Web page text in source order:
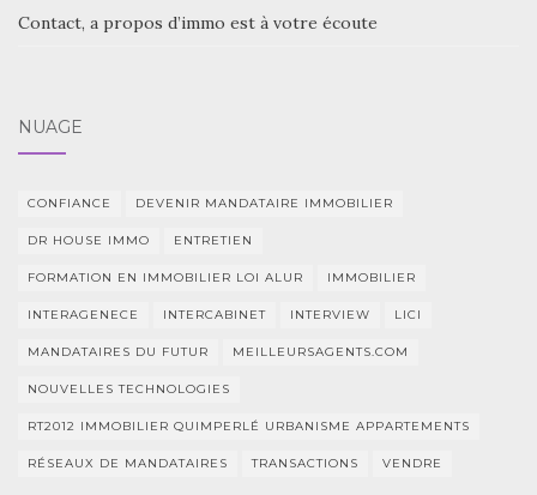
Contact, a propos d’immo est à votre écoute
NUAGE
CONFIANCE DEVENIR MANDATAIRE IMMOBILIER
DR HOUSE IMMO ENTRETIEN
FORMATION EN IMMOBILIER LOI ALUR IMMOBILIER
INTERAGENECE INTERCABINET INTERVIEW LICI
MANDATAIRES DU FUTUR MEILLEURSAGENTS.COM
NOUVELLES TECHNOLOGIES
RT2012 IMMOBILIER QUIMPERLÉ URBANISME APPARTEMENTS
RÉSEAUX DE MANDATAIRES TRANSACTIONS VENDRE